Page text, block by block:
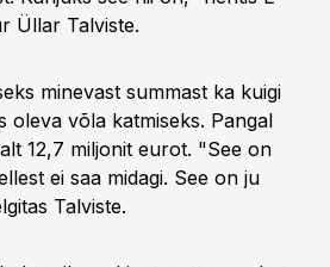
Üllar Talviste.
minevast summast ka kuigi
oleva võla katmiseks. Pangal
12,7 miljonit eurot. "See on
ei saa midagi. See on ju
Talviste.